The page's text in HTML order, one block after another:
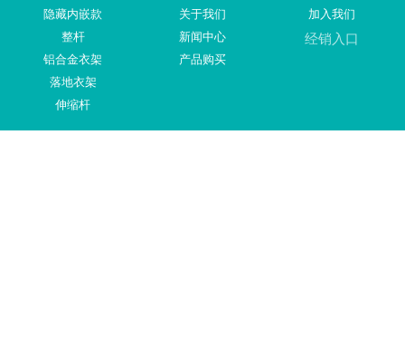
隐藏内嵌款
整杆
铝合金衣架
落地衣架
伸缩杆
关于我们
新闻中心
产品购买
加入我们
经销入口